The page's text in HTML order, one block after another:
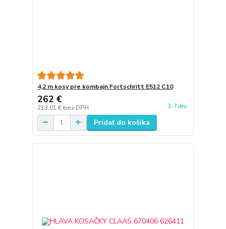
4,2 m kosy pre kombajn Fortschritt E512 C10
262 €
213,01 € bez DPH 3-7 dni
Pridať do košíka